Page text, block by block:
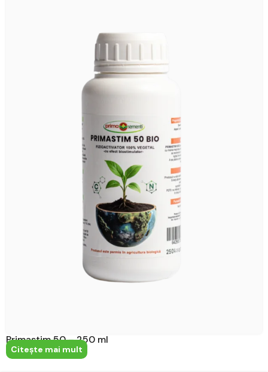
Primastim 50 – 250 ml
Citeşte mai mult